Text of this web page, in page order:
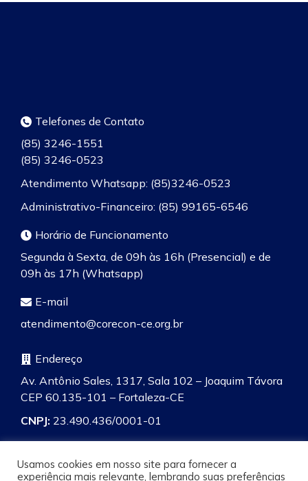
Telefones de Contato
(85) 3246-1551
(85) 3246-0523
Atendimento Whatsapp: (85)3246-0523
Administrativo-Financeiro: (85) 99165-6546
Horário de Funcionamento
Segunda à Sexta, de 09h às 16h (Presencial) e de
09h às 17h (Whatsapp)
E-mail
atendimento@corecon-ce.org.br
Endereço
Av. Antônio Sales, 1317, Sala 102 – Joaquim Távora
CEP 60.135-101 – Fortaleza-CE
CNPJ: 23.490.436/0001-01
Usamos cookies em nosso site para fornecer a
experiência mais relevante, lembrando suas preferências